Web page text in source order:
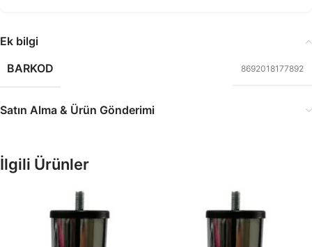
Ek bilgi
BARKOD
8692018177892
Satın Alma & Ürün Gönderimi
İlgili Ürünler